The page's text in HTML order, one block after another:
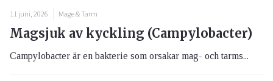
11 juni, 2026 Mage & Tarm
Magsjuk av kyckling (Campylobacter)
Campylobacter är en bakterie som orsakar mag- och tarms...